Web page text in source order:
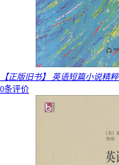
【正版旧书】 英语短篇小说精
0条评价